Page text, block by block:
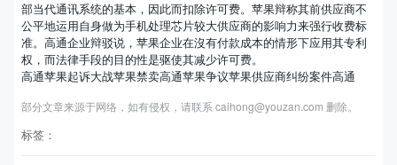
部当代通讯系统的基本，因此而扣除许可费。苹果辩称其前供应商不
公平地运用自身做为手机处理芯片较大供应商的影响力来强行收费标
准。高通企业辩驳说，苹果企业在沒有付款成本的情形下应用其专利
权，而法律手段的目的性是驱使其减少许可费。
高通苹果起诉大战苹果禁卖高通苹果争议苹果供应商纠纷案件高通
部分文章来源于网络，如有侵权，请联系 caihong@youzan.com 删除。
标签：